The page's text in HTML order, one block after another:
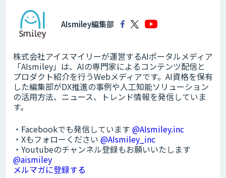
AIsmiley編集部
株式会社アイスマイリーが運営するAIポータルメディア
「AIsmiley」は、AIの専門家によるコンテンツ配信と
プロダクト紹介を行うWebメディアです。AI資格を保有
した編集部がDX推進の事例や人工知能ソリューション
の活用方法、ニュース、トレンド情報を発信していま
す。
・Facebookでも発信しています @AIsmiley.inc
・Xもフォローください @AIsmiley_inc
・Youtubeのチャンネル登録もお願いいたします
@aismiley
メルマガに登録する